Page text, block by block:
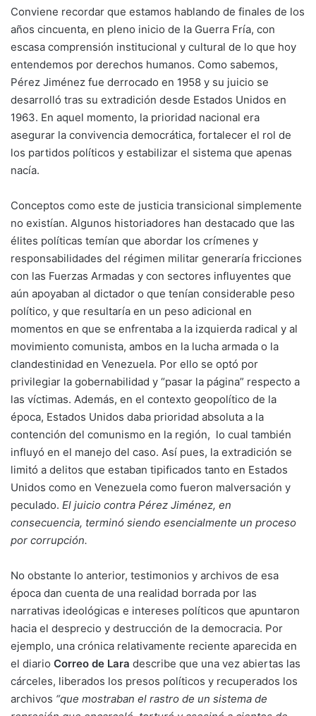
Conviene recordar que estamos hablando de finales de los
años cincuenta, en pleno inicio de la Guerra Fría, con
escasa comprensión institucional y cultural de lo que hoy
entendemos por derechos humanos. Como sabemos,
Pérez Jiménez fue derrocado en 1958 y su juicio se
desarrolló tras su extradición desde Estados Unidos en
1963. En aquel momento, la prioridad nacional era
asegurar la convivencia democrática, fortalecer el rol de
los partidos políticos y estabilizar el sistema que apenas
nacía.
Conceptos como este de justicia transicional simplemente
no existían. Algunos historiadores han destacado que las
élites políticas temían que abordar los crímenes y
responsabilidades del régimen militar generaría fricciones
con las Fuerzas Armadas y con sectores influyentes que
aún apoyaban al dictador o que tenían considerable peso
político, y que resultaría en un peso adicional en
momentos en que se enfrentaba a la izquierda radical y al
movimiento comunista, ambos en la lucha armada o la
clandestinidad en Venezuela. Por ello se optó por
privilegiar la gobernabilidad y “pasar la página” respecto a
las víctimas. Además, en el contexto geopolítico de la
época, Estados Unidos daba prioridad absoluta a la
contención del comunismo en la región, lo cual también
influyó en el manejo del caso. Así pues, la extradición se
limitó a delitos que estaban tipificados tanto en Estados
Unidos como en Venezuela como fueron malversación y
peculado. El juicio contra Pérez Jiménez, en
consecuencia, terminó siendo esencialmente un proceso
por corrupción.
No obstante lo anterior, testimonios y archivos de esa
época dan cuenta de una realidad borrada por las
narrativas ideológicas e intereses políticos que apuntaron
hacia el desprecio y destrucción de la democracia. Por
ejemplo, una crónica relativamente reciente aparecida en
el diario Correo de Lara describe que una vez abiertas las
cárceles, liberados los presos políticos y recuperados los
archivos “que mostraban el rastro de un sistema de